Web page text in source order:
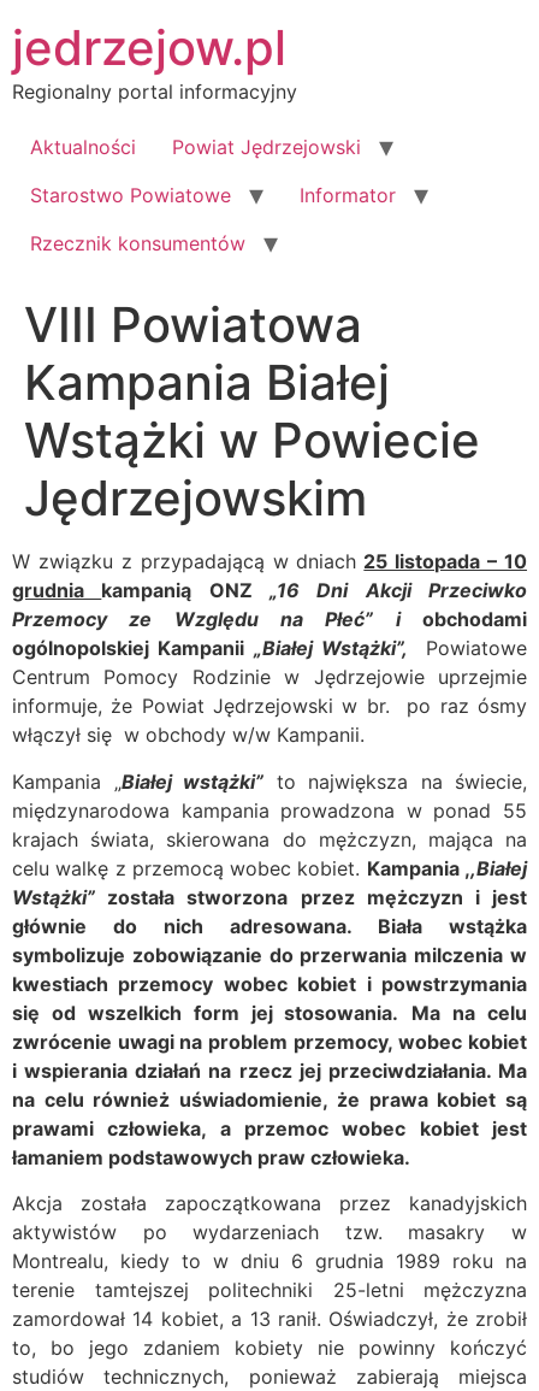
do
treści
jedrzejow.pl
Regionalny portal informacyjny
Aktualności
Powiat Jędrzejowski
Starostwo Powiatowe
Informator
Rzecznik konsumentów
VIII Powiatowa
Kampania Białej
Wstążki w Powiecie
Jędrzejowskim
W związku z przypadającą w dniach 25 listopada – 10
grudnia kampanią ONZ „16 Dni Akcji Przeciwko
Przemocy ze Względu na Płeć” i obchodami
ogólnopolskiej Kampanii „Białej Wstążki”, Powiatowe
Centrum Pomocy Rodzinie w Jędrzejowie uprzejmie
informuje, że Powiat Jędrzejowski w br. po raz ósmy
włączył się w obchody w/w Kampanii.
Kampania „Białej wstążki” to największa na świecie,
międzynarodowa kampania prowadzona w ponad 55
krajach świata, skierowana do mężczyzn, mająca na
celu walkę z przemocą wobec kobiet. Kampania ,,Białej
Wstążki” została stworzona przez mężczyzn i jest
głównie do nich adresowana. Biała wstążka
symbolizuje zobowiązanie do przerwania milczenia w
kwestiach przemocy wobec kobiet i powstrzymania
się od wszelkich form jej stosowania.
Ma na celu
zwrócenie uwagi na problem przemocy, wobec kobiet
i wspierania działań na rzecz jej przeciwdziałania. Ma
na celu również uświadomienie, że prawa kobiet są
prawami człowieka, a przemoc wobec kobiet jest
łamaniem podstawowych praw człowieka.
Akcja została zapoczątkowana przez kanadyjskich
aktywistów po wydarzeniach tzw. masakry w
Montrealu, kiedy to w dniu 6 grudnia 1989 roku na
terenie tamtejszej politechniki 25-letni mężczyzna
zamordował 14 kobiet, a 13 ranił. Oświadczył, że zrobił
to, bo jego zdaniem kobiety nie powinny kończyć
studiów technicznych, ponieważ zabierają miejsca